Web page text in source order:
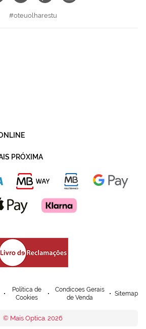
#oteuolharestu
PRÓXIMA
Política de
Cookies
Condicoes Gerais
de Venda
Sitemap
© Mais Optica. 2026